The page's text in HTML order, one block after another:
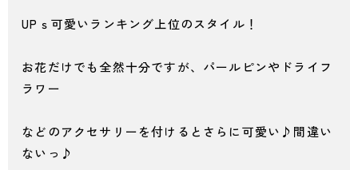
UPｓ可愛いランキング上位のスタイル！
お花だけでも全然十分ですが、パールピンやドライフ
ラワー
などのアクセサリーを付けるとさらに可愛い♪間違い
ないっ♪